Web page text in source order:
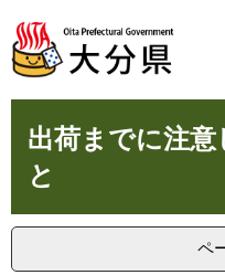
ジ
先
ュ
を
本
へ
出荷までに注
と
ペ